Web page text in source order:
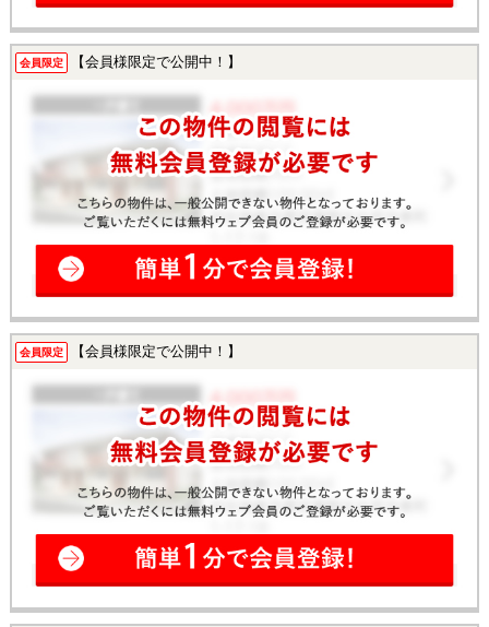
会員限定 【会員様限定で公開中！】
会員限定 【会員様限定で公開中！】